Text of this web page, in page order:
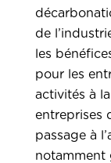
de
les
pour les
activités à
entreprises
passage à
notamment